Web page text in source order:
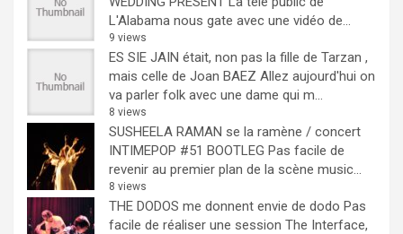
L'Alabama nous gate avec une vidéo de...
9 views
ES SIE JAIN était, non pas la fille de Tarzan ,
mais celle de Joan BAEZ Allez aujourd'hui on
va parler folk avec une dame qui m...
8 views
SUSHEELA RAMAN se la ramène / concert
INTIMEPOP #51 BOOTLEG Pas facile de
revenir au premier plan de la scène music...
8 views
THE DODOS me donnent envie de dodo Pas
facile de réaliser une session The Interface,